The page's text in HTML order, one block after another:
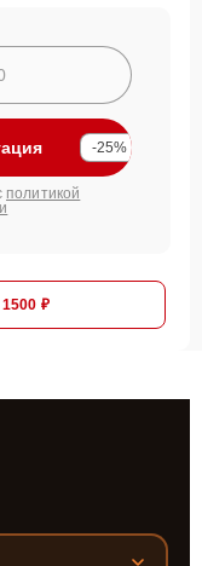
-25%
политикой
1500 ₽